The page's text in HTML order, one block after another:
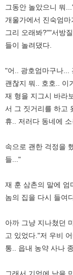
그동안 놀았으니 뭐
개울가에서 진숙엄
그리 오래봐?""서방
들이 놀려댔다.
"어.. 광호엄마구나...
괜찮지 뭐.. 호호.. 이
재 형을 지그시 바라
서 그 짓거리를 하고
휴.. 저러다 동네에
속으로 괜한 걱정을
들..."
재 훈 삼촌의 말에 엄
놈의 집을 다시 들여
아까 그냥 지나쳤던
고 있었다."저 우비
통.. 읍내 농약 사나